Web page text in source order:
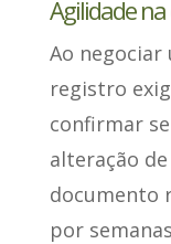
Agilidade
Ao
registro
confirmar
alteração
documento
por